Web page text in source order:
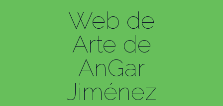
Web de
Arte de
AnGar
Jiménez